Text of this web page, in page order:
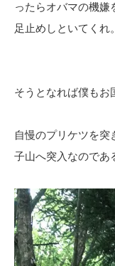
ったらオバマの機嫌
足止めしといてくれ
そうとなれば僕もお
自慢のプリケツを突
子山へ突入なのであ